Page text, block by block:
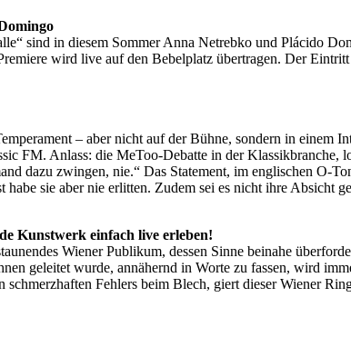
sind in diesem Sommer Anna Netrebko und Plácido
wird live auf den Bebelplatz übertragen. Der
– aber nicht auf der Bühne, sondern in einem
FM. Anlass: die MeToo-Debatte in der
dazu zwingen, nie.“ Das Statement, im englischen O-
sie aber nie erlitten. Zudem sei es nicht ihre Absicht
Kunstwerk einfach live erleben!
Wiener Publikum, dessen Sinne beinahe
geleitet wurde, annähernd in Worte zu fassen, wird
Fehlers beim Blech, giert dieser Wiener